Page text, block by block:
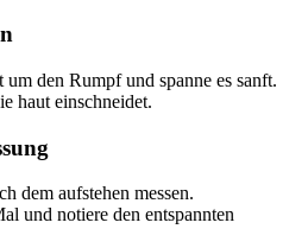
den Rumpf und spanne es sanft.
haut einschneidet.
dem aufstehen messen.
und notiere den entspannten